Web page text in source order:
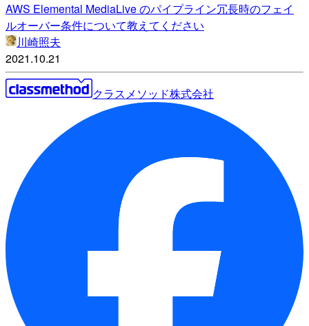
AWS Elemental MediaLive のパイプライン冗長時のフェイ
ルオーバー条件について教えてください
川崎照夫
2021.10.21
クラスメソッド株式会社